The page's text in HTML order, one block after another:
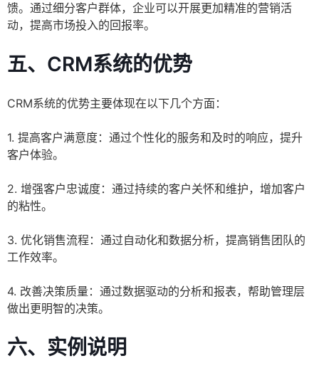
馈。通过细分客户群体，企业可以开展更加精准的营销活
动，提高市场投入的回报率。
五、CRM系统的优势
CRM系统的优势主要体现在以下几个方面：
1. 提高客户满意度：通过个性化的服务和及时的响应，提升
客户体验。
2. 增强客户忠诚度：通过持续的客户关怀和维护，增加客户
的粘性。
3. 优化销售流程：通过自动化和数据分析，提高销售团队的
工作效率。
4. 改善决策质量：通过数据驱动的分析和报表，帮助管理层
做出更明智的决策。
六、实例说明